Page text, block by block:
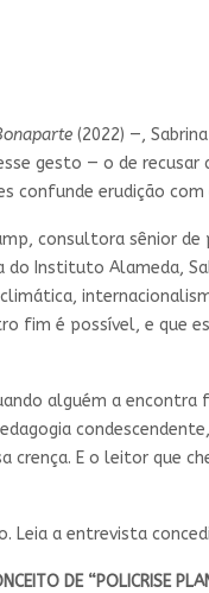
(2022) —,
gesto — o de recusar
confunde erudição
consultora sênior de
do Instituto Alameda,
fim é possível, e que
alguém a encontra
crença. E o leitor que
Leia a entrevista
DE “POLICRISE